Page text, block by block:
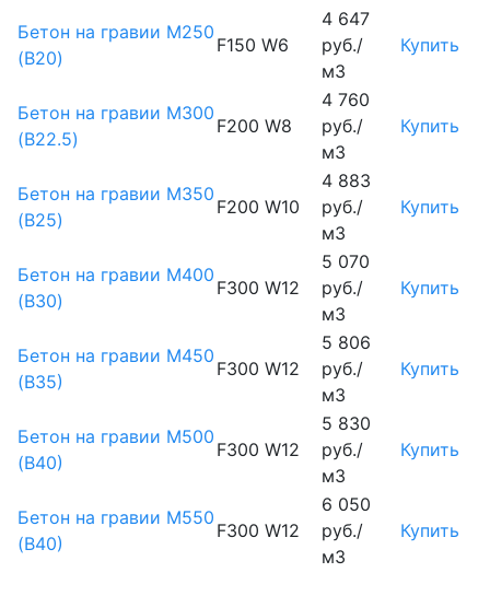
Бетон на гравии М250
(B20)
F150 W6
4 647
руб./
м3
Купить
Бетон на гравии М300
(B22.5)
F200 W8
4 760
руб./
м3
Купить
Бетон на гравии М350
(B25)
F200 W10
4 883
руб./
м3
Купить
Бетон на гравии М400
(B30)
F300 W12
5 070
руб./
м3
Купить
Бетон на гравии М450
(В35)
F300 W12
5 806
руб./
м3
Купить
Бетон на гравии М500
(В40)
F300 W12
5 830
руб./
м3
Купить
Бетон на гравии М550
(В40)
F300 W12
6 050
руб./
м3
Купить